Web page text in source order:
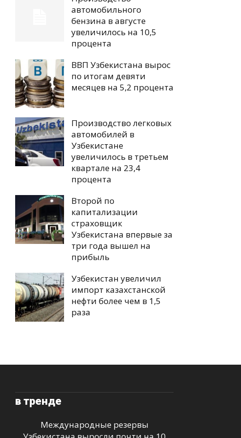
автомобильного
бензина в августе
увеличилось на 10,5
процента
ВВП Узбекистана вырос
по итогам девяти
месяцев на 5,2 процента
Производство легковых
автомобилей в
Узбекистане
увеличилось в третьем
квартале на 23,4
процента
Второй по
капитализации
страховщик
Узбекистана впервые за
три года вышел на
прибыль
Узбекистан увеличил
импорт казахстанской
нефти более чем в 1,5
раза
в тренде
Международные резервы